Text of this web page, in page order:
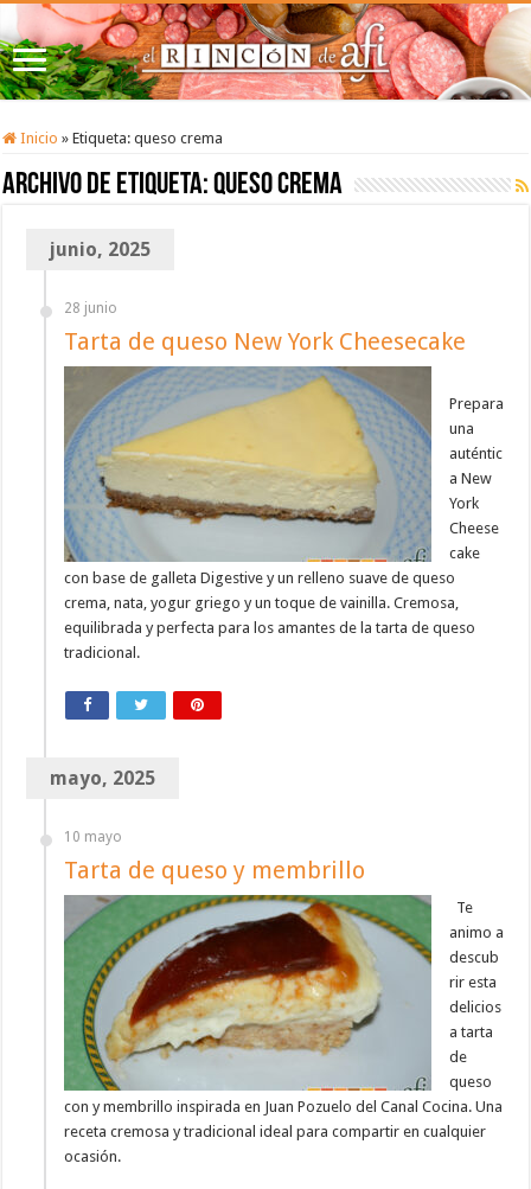
Inicio » Etiqueta:queso crema
Archivo de etiqueta:queso crema
junio, 2025
28 junio
Tarta de queso New York Cheesecake
Prepara
una
auténtic
a New
York
Cheese
cake
con base de galleta Digestive y un relleno suave de queso
crema, nata, yogur griego y un toque de vainilla. Cremosa,
equilibrada y perfecta para los amantes de la tarta de queso
tradicional.
mayo, 2025
10 mayo
Tarta de queso y membrillo
Te
animo a
descub
rir esta
delicios
a tarta
de
queso
con y membrillo inspirada en Juan Pozuelo del Canal Cocina. Una
receta cremosa y tradicional ideal para compartir en cualquier
ocasión.